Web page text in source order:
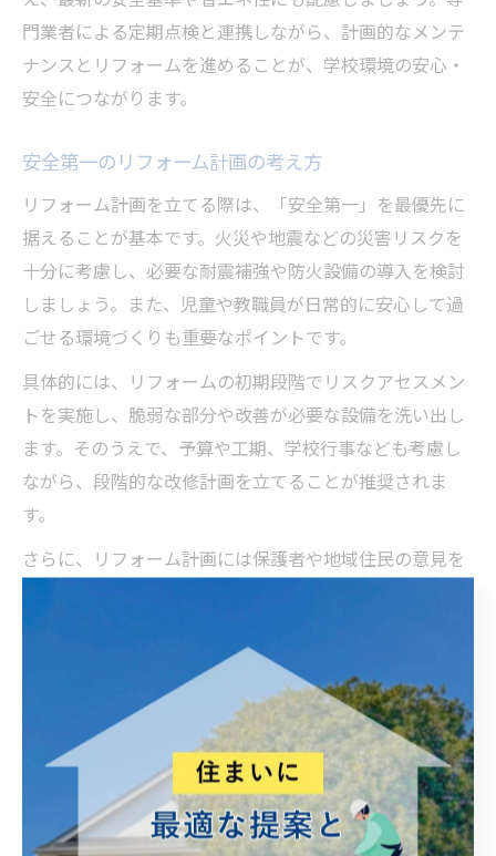
門業者による定期点検と連携しながら、計画的なメンテ
ナンスとリフォームを進めることが、学校環境の安心・
安全につながります。
安全第一のリフォーム計画の考え方
リフォーム計画を立てる際は、「安全第一」を最優先に
据えることが基本です。火災や地震などの災害リスクを
十分に考慮し、必要な耐震補強や防火設備の導入を検討
しましょう。また、児童や教職員が日常的に安心して過
ごせる環境づくりも重要なポイントです。
具体的には、リフォームの初期段階でリスクアセスメン
トを実施し、脆弱な部分や改善が必要な設備を洗い出し
ます。そのうえで、予算や工期、学校行事なども考慮し
ながら、段階的な改修計画を立てることが推奨されま
す。
さらに、リフォーム計画には保護者や地域住民の意見を
の安全性・快適性を高めるリフォームを進めていきまし
避難経路改善へリフォームが